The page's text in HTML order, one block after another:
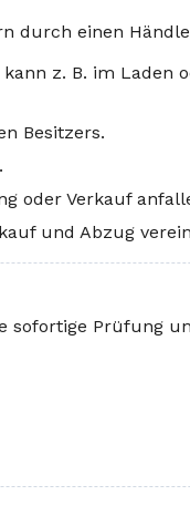
durch einen
z. B. im Laden
Besitzers.
oder Verkauf
und Abzug
Prüfung